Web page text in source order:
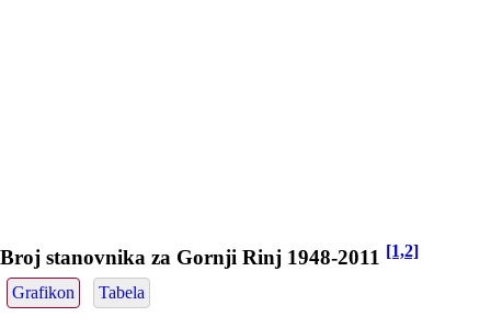
Broj stanovnika za Gornji Rinj 1948-2011 [1,2]
Grafikon Tabela